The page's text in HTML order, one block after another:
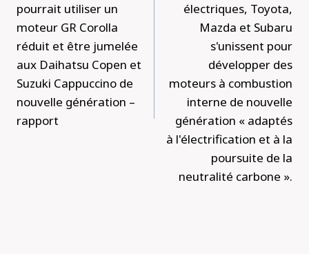
pourrait utiliser un
moteur GR Corolla
réduit et être jumelée
aux Daihatsu Copen et
Suzuki Cappuccino de
nouvelle génération –
rapport
électriques, Toyota,
Mazda et Subaru
s'unissent pour
développer des
moteurs à combustion
interne de nouvelle
génération « adaptés
à l'électrification et à la
poursuite de la
neutralité carbone ».